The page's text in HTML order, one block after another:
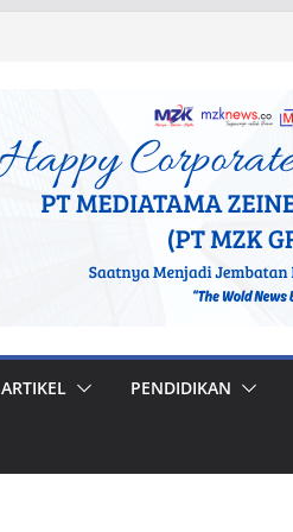
ARTIKEL PENDIDIKAN